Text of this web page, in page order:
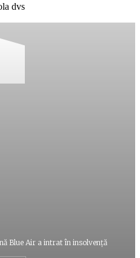
dvs
Blue Air a intrat în insolvenţă